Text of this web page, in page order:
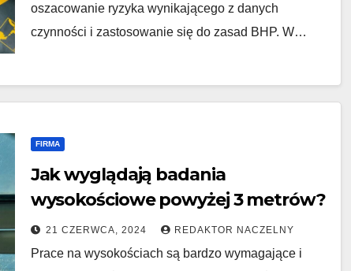
oszacowanie ryzyka wynikającego z danych
czynności i zastosowanie się do zasad BHP. W…
FIRMA
Jak wyglądają badania
wysokościowe powyżej 3 metrów?
21 CZERWCA, 2024 REDAKTOR NACZELNY
Prace na wysokościach są bardzo wymagające i